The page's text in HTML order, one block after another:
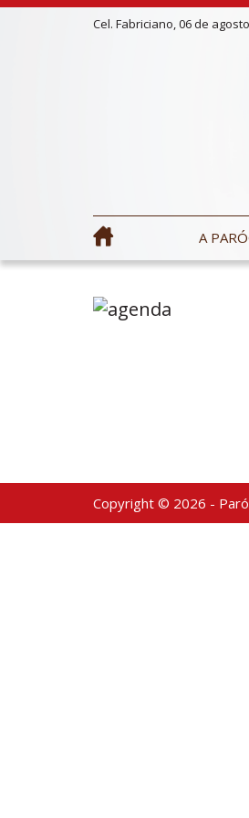
Cel. Fabriciano, 06 de
A
Copyright © 2026 -